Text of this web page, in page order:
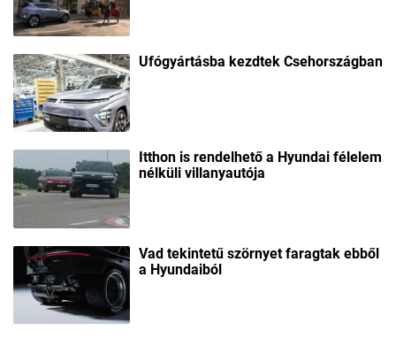
Ufógyártásba kezdtek Csehországban
Itthon is rendelhető a Hyundai félelem
nélküli villanyautója
Vad tekintetű szörnyet faragtak ebből
a Hyundaiból